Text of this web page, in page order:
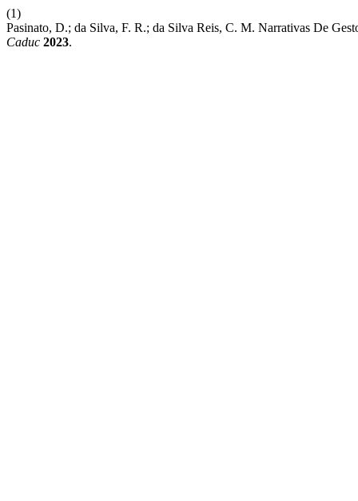
(1)
Pasinato, D.; da Silva, F. R.; da Silva Reis, C. M. Narrativas De
Caduc 2023.